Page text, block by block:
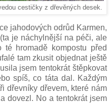
cestičky z dřevěných desek.
jahodových odrůd Karmen,
je náchylnější na péči, ale
hromadě kompostu před
tam zkusit objednat ještě
jsem tentokrát štěpkovat
spíš, co táta dal. Každým
dřevníky dřevem, které nám
dovezl. No a tentokrát jsem